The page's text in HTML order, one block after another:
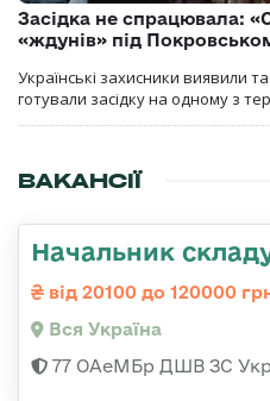
Засідка не спрацювала:
«ждунів» під
Українські захисники виявили
готували засідку на одному з
ВАКАНСІЇ
Начальник
від 20100 до 120000
Вся Україна
77 ОАеМБр ДШВ ЗС